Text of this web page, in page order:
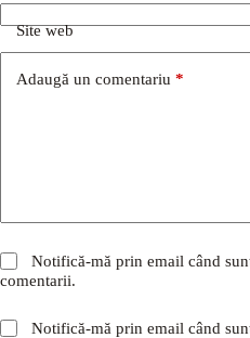
Site web
Adaugă un comentariu *
Notifică-mă prin email când
comentarii.
Notifică-mă prin email când